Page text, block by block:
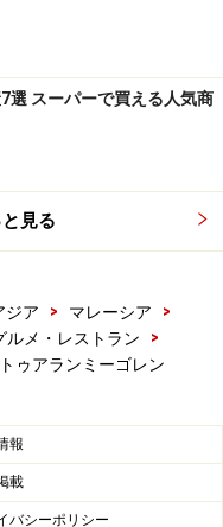
選 スーパーで買える人気商
見る
ジア > マレーシア
>
ルメ・レストラン
>
ゥアランミーゴレン
報
載
バシーポリシー